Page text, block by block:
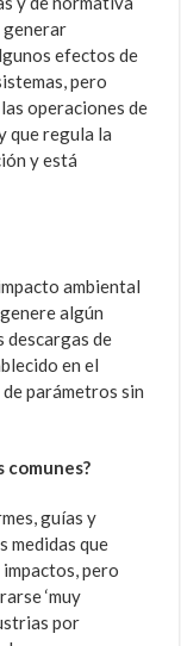
generar
efectos de
pero
operaciones de
que regula la
y está
ambiental
algún
descargas de
en el
parámetros sin
comunes?
guías y
medidas que
pero
‘muy
por